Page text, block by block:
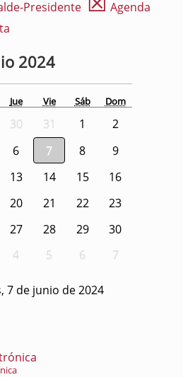
Presidente
Agenda
2024
Jue Vie Sáb Dom
30 31 1
2
6 7 8
9
13 14 15
16
20 21 22
23
27 28 29
30
4 5 6 7
7 de junio de 2024